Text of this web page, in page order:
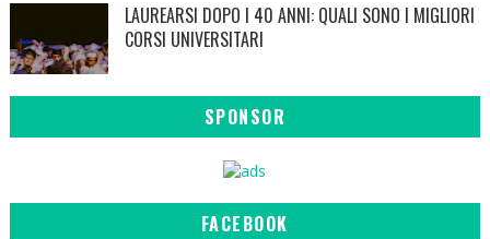
LAUREARSI DOPO I 40 ANNI: QUALI SONO I MIGLIORI
CORSI UNIVERSITARI
SPONSOR
FACEBOOK